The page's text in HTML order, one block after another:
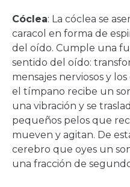
Cóclea: La cóclea se
caracol en forma de
del oído. Cumple una
sentido del oído:
mensajes nerviosos y
el tímpano recibe un
una vibración y se
pequeños pelos que
mueven y agitan. De
cerebro que oyes un
una fracción de